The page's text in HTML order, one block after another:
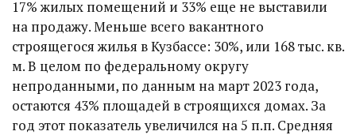
17% жилых помещений и 33% еще не выставили
на продажу. Меньше всего вакантного
строящегося жилья в Кузбассе: 30%, или 168 тыс. кв.
м. В целом по федеральному округу
непроданными, по данным на март 2023 года,
остаются 43% площадей в строящихся домах. За
год этот показатель увеличился на 5 п.п. Средняя